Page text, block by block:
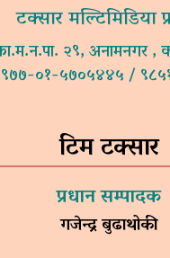
टक्सार मल्टिमिडिया
२९, अनामनगर ,
०१-५७०५४४५ /
टिम टक्सार
प्रधान सम्पादक
गजेन्द्र बुढाथोकी